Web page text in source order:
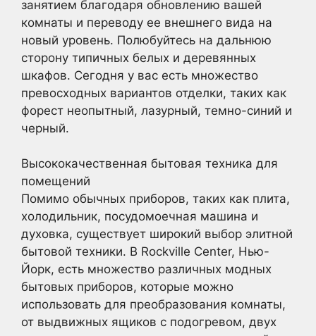
занятием благодаря обновлению вашей
комнаты и переводу ее внешнего вида на
новый уровень. Полюбуйтесь на дальнюю
сторону типичных белых и деревянных
шкафов. Сегодня у вас есть множество
превосходных вариантов отделки, таких как
форест неопытный, лазурный, темно-синий и
черный.
Высококачественная бытовая техника для
помещений
Помимо обычных приборов, таких как плита,
холодильник, посудомоечная машина и
духовка, существует широкий выбор элитной
бытовой техники. В Rockville Center, Нью-
Йорк, есть множество различных модных
бытовых приборов, которые можно
использовать для преобразования комнаты,
от выдвижных ящиков с подогревом, двух